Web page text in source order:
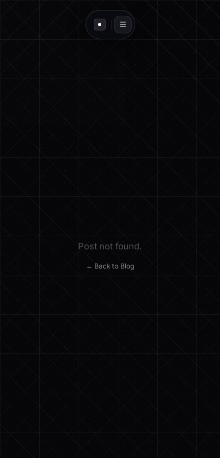
Post not found.
← Back to Blog